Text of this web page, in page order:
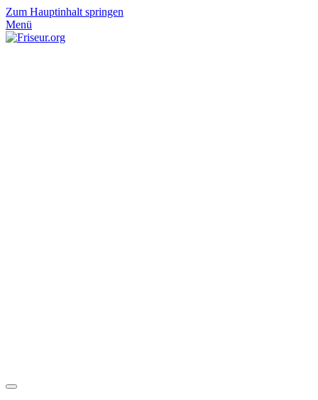
Zum Hauptinhalt springen
Menü